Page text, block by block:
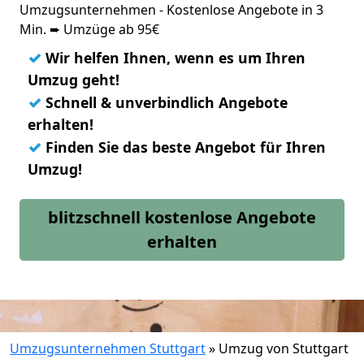
Umzugsunternehmen - Kostenlose Angebote in 3
Min. ➨ Umzüge ab 95€
✓ Wir helfen Ihnen, wenn es um Ihren
Umzug geht!
✓ Schnell & unverbindlich Angebote
erhalten!
✓ Finden Sie das beste Angebot für Ihren
Umzug!
blitzschnell kostenlose Angebote
erhalten
Umzugsunternehmen Stuttgart» Umzug von Stuttgart